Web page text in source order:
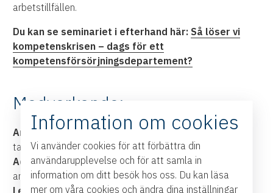
arbetstillfällen.
Du kan se seminariet i efterhand här: Så löser vi
kompetenskrisen – dags för ett
kompetensförsörjningsdepartement?
Medverkande:
Ardalan Shekarabi (S), arbetsmarknadspolitisk
talesperson
Adam Alfredsson (L), statssekreterare,
arbetsmarknads- och integrationsministern
Information om cookies
Vi använder cookies för att förbättra din
användarupplevelse och för att samla in
information om ditt besök hos oss. Du kan läsa
mer om våra cookies och ändra dina inställningar